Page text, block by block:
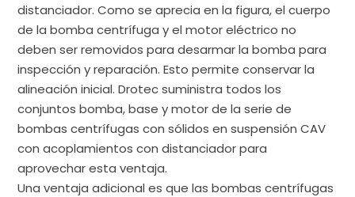
distanciador. Como se aprecia en la figura, el cuerpo
de la bomba centrífuga y el motor eléctrico no
deben ser removidos para desarmar la bomba para
inspección y reparación. Esto permite conservar la
alineación inicial.Drotecsuministra todos los
conjuntos bomba, base y motor de la serie de
bombas centrífugas con sólidos en suspensión CAV
con acoplamientos con distanciador para
aprovechar esta ventaja.
Una ventaja adicional es que las bombas centrífugas